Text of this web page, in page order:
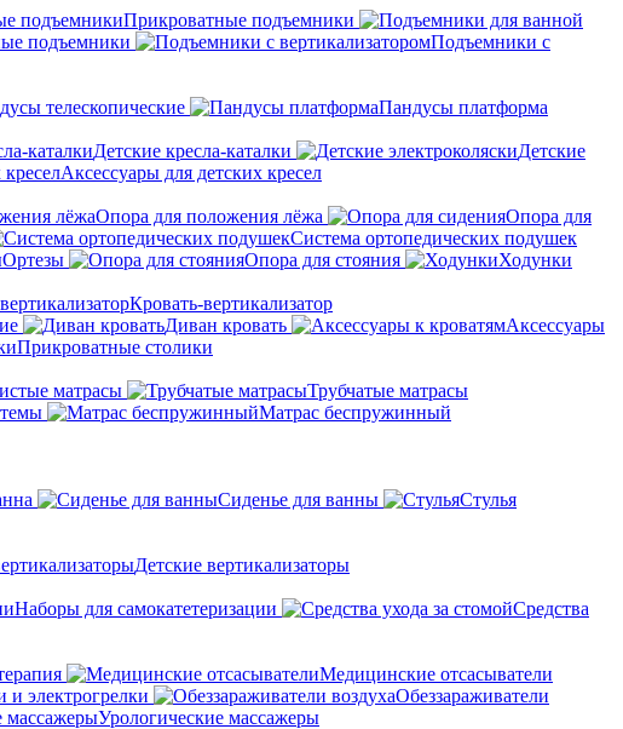
Прикроватные подъемники
подъемники
Подъемники с
телескопические
Пандусы платформа
Детские кресла-каталки
Детские
Аксессуары для детских кресел
Опора для положения лёжа
Опора для
Система ортопедических подушек
Ортезы Опора для стояния
Ходунки
Кровать-вертикализатор
Диван кровать
Аксессуары
Прикроватные столики
матрасы
Трубчатые матрасы
Матрас беспружинный
Сиденье для ванны
Стулья
Детские вертикализаторы
Наборы для самокатетеризации
Средства
Медицинские отсасыватели
и электрогрелки
Обеззараживатели
Урологические массажеры